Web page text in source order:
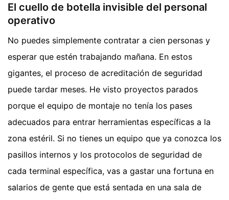
El cuello de botella invisible del personal
operativo
No puedes simplemente contratar a cien personas y
esperar que estén trabajando mañana. En estos
gigantes, el proceso de acreditación de seguridad
puede tardar meses. He visto proyectos parados
porque el equipo de montaje no tenía los pases
adecuados para entrar herramientas específicas a la
zona estéril. Si no tienes un equipo que ya conozca los
pasillos internos y los protocolos de seguridad de
cada terminal específica, vas a gastar una fortuna en
salarios de gente que está sentada en una sala de